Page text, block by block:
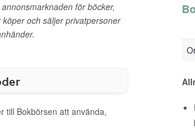
för böcker,
och säljer privatpersoner
till Bokbörsen att använda,